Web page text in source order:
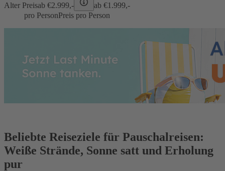
Alter Preisab €2.999,- ab €1.999,-
pro PersonPreis pro Person
Beliebte Reiseziele für Pauschalreisen:
Weiße Strände, Sonne satt und Erholung
pur